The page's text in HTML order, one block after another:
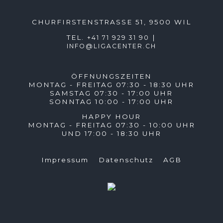
CHURFIRSTENSTRASSE 51, 9500 WIL
TEL.+41 71 929 31 90 |
INFO@LIGACENTER.CH
ÖFFNUNGSZEITEN
MONTAG - FREITAG 07:30 - 18:30 UHR
SAMSTAG 07:30 - 17:00 UHR
SONNTAG 10:00 - 17:00 UHR
HAPPY HOUR
MONTAG - FREITAG 07:30 - 10:00 UHR
UND 17:00 - 18:30 UHR
Impressum Datenschutz AGB